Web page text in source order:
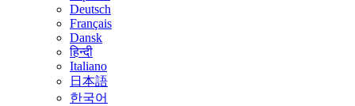
Deutsch
Français
Dansk
हिन्दी
Italiano
日本語
한국어